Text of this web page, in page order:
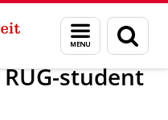
Menu
en
zoeken
student